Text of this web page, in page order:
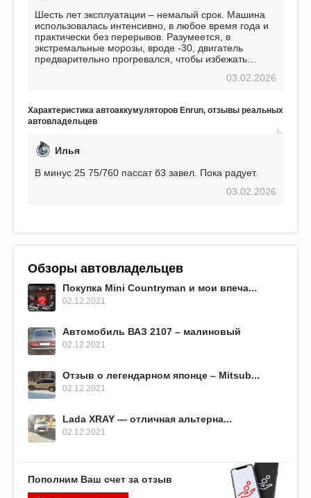
Шесть лет эксплуатации – немалый срок. Машина
использовалась интенсивно, в любое время года и
практически без перерывов. Разумеется, в
экстремальные морозы, вроде -30, двигатель
предварительно прогревался, чтобы избежать
использования не было ни единой поломки,
EFB 75. Судя по характеристикам, он даже
превосходит предыдущую модель.
03.02.2026
Характеристика автоаккумуляторов Enrun, отзывы реальных
автовладельцев
Илья
В минус 25 75/760 пассат б3 завел. Пока радует.
03.02.2026
Обзоры автовладельцев
Покупка Mini Countryman и мои впеча...
02.12.2021
Автомобиль ВАЗ 2107 – малиновый
02.12.2021
Отзыв о легендарном японце – Mitsub...
02.12.2021
Lada XRAY — отличная альтерна...
02.12.2021
Пополним Ваш счет за отзыв